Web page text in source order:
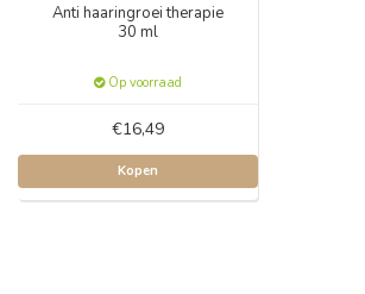
Anti haaringroei therapie
30 ml
Op voorraad
€16,49
Kopen